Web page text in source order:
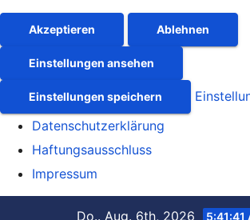
Akzeptieren Ablehnen
Einstellungen ansehen
Einstellungen speichern
Datenschutzerklärung
Haftungsausschluss
Impressum
Do.. Aug. 6th, 2026 5:41:41